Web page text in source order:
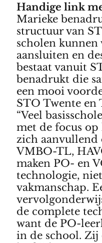
Handige link
Marieke
structuur van
scholen kunnen
aansluiten en
bestaat vanuit
benadrukt die
een mooi
STO Twente en
“Veel
met de focus
zich aanvullend
VMBO-TL,
maken PO- en
technologie,
vakmanschap.
de complete
want de PO-
in de school. Zij